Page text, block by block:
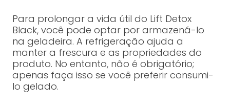
Para prolongar a vida útil do Lift Detox
Black, você pode optar por armazená-lo
na geladeira. A refrigeração ajuda a
manter a frescura e as propriedades do
produto. No entanto, não é obrigatório;
apenas faça isso se você preferir consumi-
lo gelado.